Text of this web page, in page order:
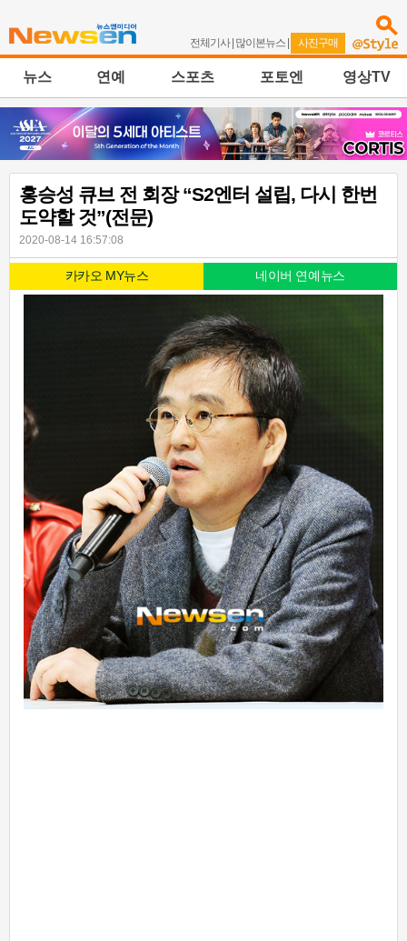
전체기사| 많이본뉴스 | 사진구매
뉴스 연예 스포츠 포토엔 영상TV
홍승성 큐브 전 회장 “S2엔터 설립, 다시 한번
도약할 것”(전문)
2020-08-14 16:57:08
카카오 MY뉴스 네이버 연예뉴스